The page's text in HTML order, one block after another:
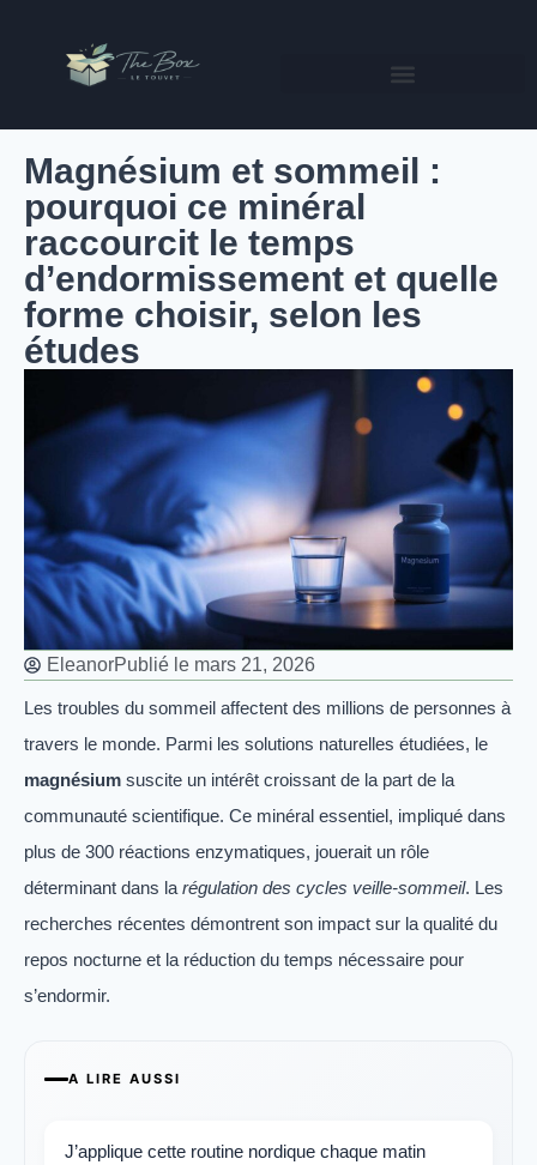
Magnésium et sommeil :
pourquoi ce minéral
raccourcit le temps
d’endormissement et quelle
forme choisir, selon les
études
EleanorPublié le mars 21, 2026
Les troubles du sommeil affectent des millions de personnes à
travers le monde. Parmi les solutions naturelles étudiées, le
magnésium suscite un intérêt croissant de la part de la
communauté scientifique. Ce minéral essentiel, impliqué dans
plus de 300 réactions enzymatiques, jouerait un rôle
déterminant dans la régulation des cycles veille-sommeil. Les
recherches récentes démontrent son impact sur la qualité du
repos nocturne et la réduction du temps nécessaire pour
s’endormir.
A LIRE AUSSI
J’applique cette routine nordique chaque matin